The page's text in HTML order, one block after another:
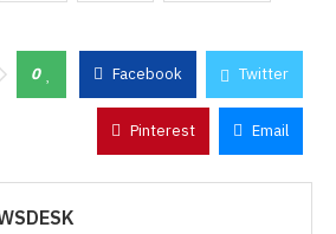
0 Facebook Twitter
Pinterest Email